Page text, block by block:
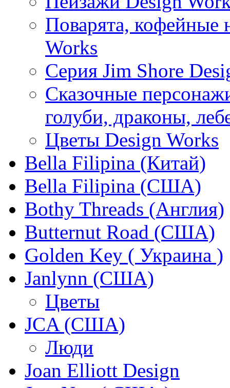
Поварята, кофейные
Works
Серия Jim Shore
Сказочные
голуби, драконы,
Цветы Design Works
Bella Filipina (Китай)
Bella Filipina (США)
Bothy Threads (Англия)
Butternut Road (США)
Golden Key ( Украина )
Janlynn (США)
Цветы
JCA (США)
Люди
Joan Elliott Design